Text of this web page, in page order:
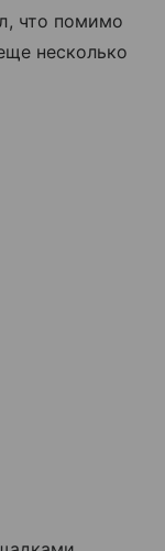
что помимо
несколько